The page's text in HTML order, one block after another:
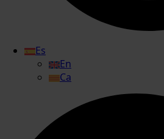
Es
En
Ca